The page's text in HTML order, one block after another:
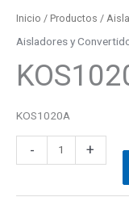
Inicio / Productos /
Aisladores y
KOS1020A
- +